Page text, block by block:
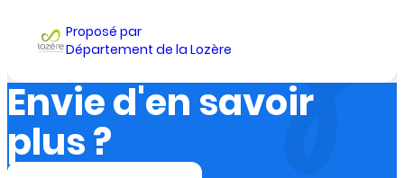
Proposé par
Département de la Lozère
Envie d'en savoir
plus ?